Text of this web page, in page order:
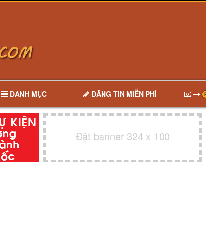
DANH MỤC ĐĂNG TIN MIỄN PHÍ
Đặt banner 324 x 100